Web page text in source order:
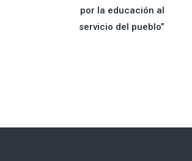
por la educación al
servicio del pueblo”